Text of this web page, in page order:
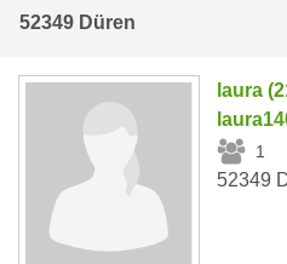
52349 Düren
laura
1
52349